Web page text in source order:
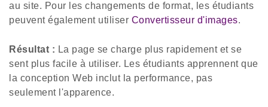
au site. Pour les changements de format, les étudiants
peuvent également utiliser Convertisseur d'images.
Résultat : La page se charge plus rapidement et se
sent plus facile à utiliser. Les étudiants apprennent que
la conception Web inclut la performance, pas
seulement l'apparence.